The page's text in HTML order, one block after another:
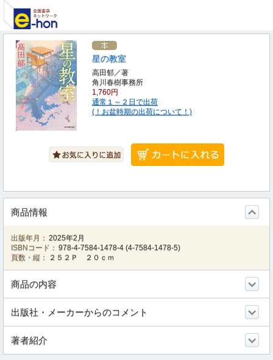
星の教室
高田郁／著
角川春樹事務所
1,760円
通常１～２日で出荷
(！お盆時期の出荷について！)
商品情報
出版年月： 2025年2月
ISBNコード： 978-4-7584-1478-4 (4-7584-1478-5)
頁数・縦：
２５２Ｐ ２０ｃｍ
商品の内容
出版社・メーカーからのコメント
著者紹介